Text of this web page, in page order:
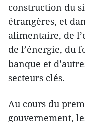
construction du
étrangères, et
alimentaire, de
de l’énergie, du
banque et
secteurs clés.
Au cours du
gouvernement,